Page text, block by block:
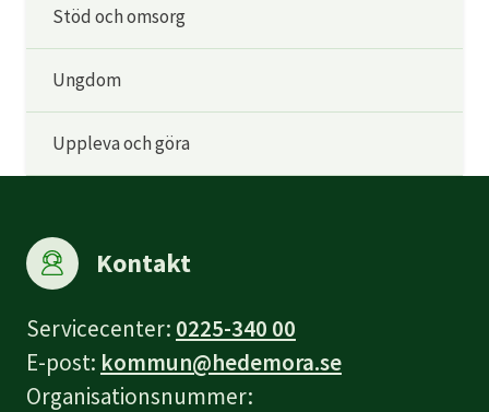
Stöd och omsorg
Ungdom
Uppleva och göra
Kontakt
Servicecenter: 0225-340 00
E-post: kommun@hedemora.se
Organisationsnummer: